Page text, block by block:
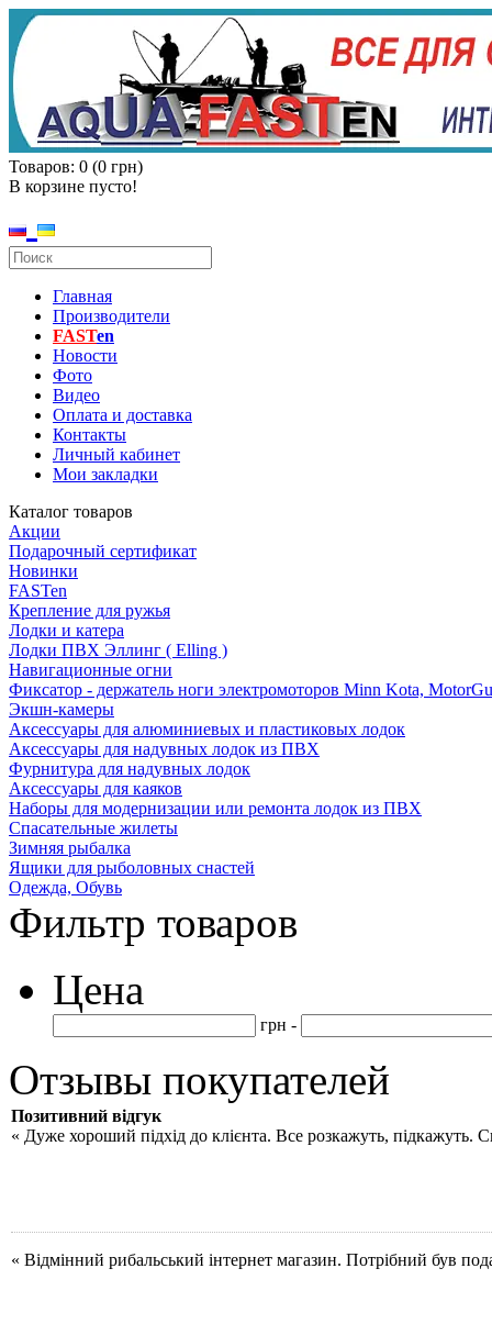
Товаров: 0 (0 грн)
В корзине пусто!
Главная
Производители
FASTen
Новости
Фото
Видео
Оплата и доставка
Контакты
Личный кабинет
Мои закладки
Каталог товаров
Акции
Подарочный сертификат
Новинки
FASTen
Крепление для ружья
Лодки и катера
Лодки ПВХ Эллинг ( Elling )
Навигационные огни
Фиксатор - держатель ноги электромоторов Minn Kota,
Экшн-камеры
Аксессуары для алюминиевых и пластиковых лодок
Аксессуары для надувных лодок из ПВХ
Фурнитура для надувных лодок
Аксессуары для каяков
Наборы для модернизации или ремонта лодок из ПВХ
Спасательные жилеты
Зимняя рыбалка
Ящики для рыболовных снастей
Одежда, Обувь
Фильтр товаров
Цена
грн -
Отзывы покупателей
Позитивний відгук
« Дуже хороший підхід до клієнта. Все розкажуть, підкажуть.
« Відмінний рибальський інтернет магазин. Потрібний був